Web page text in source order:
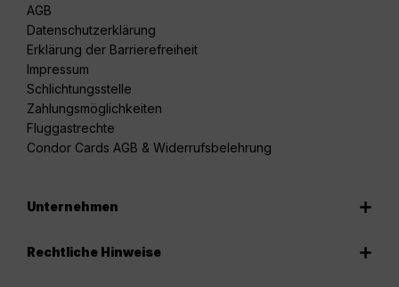
AGB
Datenschutzerklärung
Erklärung der Barrierefreiheit
Impressum
Schlichtungsstelle
Zahlungsmöglichkeiten
Fluggastrechte
Condor Cards AGB & Widerrufsbelehrung
Unternehmen
Rechtliche Hinweise